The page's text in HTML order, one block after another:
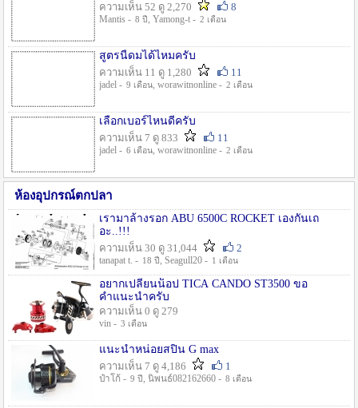
ความเห็น 52 ดู 2,270
8
Mantis - 8 ปี , Yamong-t - 2 เดือน
สูตรนี้ดมได้ไหมครับ
ความเห็น 11 ดู 1,280
11
jadel - 9 เดือน, worawitnonline - 2 เดือน
เลือกเบอร์ไหนดีครับ
ความเห็น 7 ดู 833
11
jadel - 6 เดือน, worawitnonline - 2 เดือน
ห้องอุปกรณ์ตกปลา
เรามาล้างรอก ABU 6500C ROCKET เองกันเถ
อะ..!!!
ความเห็น 30 ดู 31,044
2
tanapat t. - 18 ปี , Seagull20 - 1 เดือน
อยากเปลี่ยนน็อป TICA CANDO ST3500 ขอ
คำแนะนำครับ
ความเห็น 0 ดู 279
vin - 3 เดือน
แนะนำหน่อยสปิน G max
ความเห็น 7 ดู 4,186
1
ป๋าโก้ - 9 ปี , นิพนธ์082162660 - 8 เดือน